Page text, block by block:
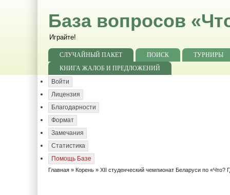
База вопросов
Играйте!
СЛУЧАЙНЫЙ ПАКЕТ ПОИСК
ТУРНИРЫ
КНИГА ЖАЛОБ И ПРЕДЛОЖЕНИЙ
Войти
Лицензия
Благодарности
Формат
Замечания
Статистика
Помощь Базе
Главная » Корень » XII студенческий чемпионат Беларуси по «Что?